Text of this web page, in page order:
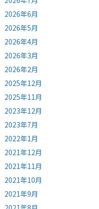
2026年6月
2026年5月
2026年4月
2026年3月
2026年2月
2025年12月
2025年11月
2023年12月
2023年7月
2022年1月
2021年12月
2021年11月
2021年10月
2021年9月